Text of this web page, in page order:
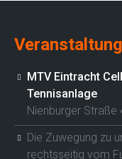
MTV Eintracht
Tennisanlage
Nienburger Straße
Die Zuwegung zu
rechtsseitig vom